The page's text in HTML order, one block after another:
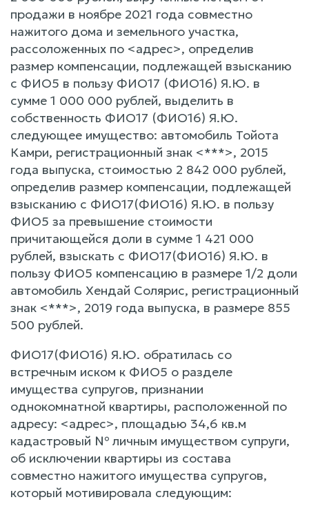
продажи в ноябре 2021 года совместно
нажитого дома и земельного участка,
рассоложенных по <адрес>, определив
размер компенсации, подлежащей взысканию
с ФИО5 в пользу ФИО17 (ФИО16) Я.Ю. в
сумме 1 000 000 рублей, выделить в
собственность ФИО17 (ФИО16) Я.Ю.
следующее имущество: автомобиль Тойота
Камри, регистрационный знак <***>, 2015
года выпуска, стоимостью 2 842 000 рублей,
определив размер компенсации, подлежащей
взысканию с ФИО17(ФИО16) Я.Ю. в пользу
ФИО5 за превышение стоимости
причитающейся доли в сумме 1 421 000
рублей, взыскать с ФИО17(ФИО16) Я.Ю. в
пользу ФИО5 компенсацию в размере 1/2 доли
автомобиль Хендай Солярис, регистрационный
знак <***>, 2019 года выпуска, в размере 855
500 рублей.
ФИО17(ФИО16) Я.Ю. обратилась со
встречным иском к ФИО5 о разделе
имущества супругов, признании
однокомнатной квартиры, расположенной по
адресу: <адрес>, площадью 34,6 кв.м
кадастровый № личным имуществом супруги,
об исключении квартиры из состава
совместно нажитого имущества супругов,
который мотивировала следующим: